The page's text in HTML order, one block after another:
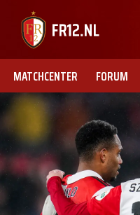
MATCHCENTER FORUM